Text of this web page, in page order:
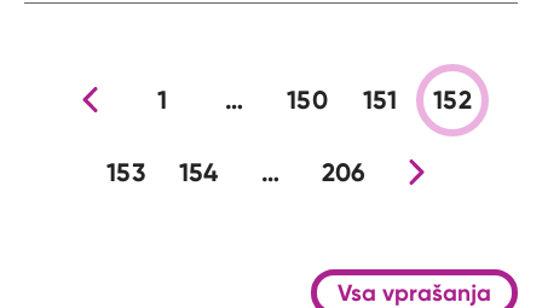
Prejšnja stran
1 … 150 151 152
153 154 … 206Nova stran
Vsa vprašanja